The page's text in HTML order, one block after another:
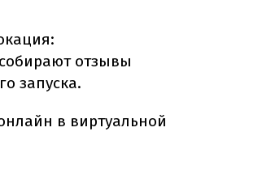
отзывы
запуска.
в виртуальной